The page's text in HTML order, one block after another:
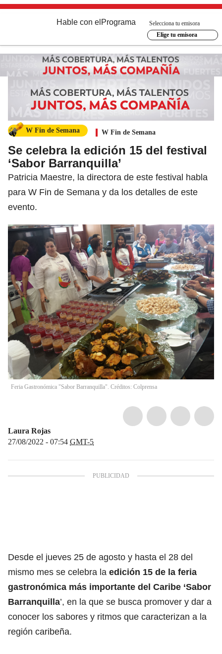
Hable con el Programa
Selecciona tu emisora
Elige tu emisora
W Fin de Semana W Fin de Semana
Se celebra la edición 15 del festival
‘Sabor Barranquilla’
Patricia Maestre, la directora de este festival habla
para W Fin de Semana y da los detalles de este
evento.
Feria Gastronómica "Sabor Barranquilla". Créditos: Colprensa
Laura Rojas
27/08/2022 - 07:54 GMT-5
Desde el jueves 25 de agosto y hasta el 28 del
mismo mes se celebra la edición 15 de la feria
gastronómica más importante del Caribe ‘Sabor
Barranquilla’, en la que se busca promover y dar a
conocer los sabores y ritmos que caracterizan a la
región caribeña.